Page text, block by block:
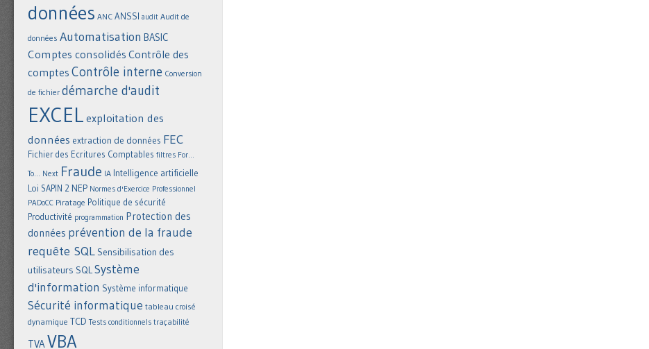
données ANC ANSSI audit Audit de
données Automatisation BASIC
Comptes consolidés Contrôle des
comptes Contrôle interne Conversion
de fichier démarche d'audit
EXCEL exploitation des
données extraction de données FEC
Fichier des Ecritures Comptables filtres For...
To... Next Fraude IA Intelligence artificielle
Loi SAPIN 2 NEP Normes d'Exercice Professionnel
PADoCC Piratage Politique de sécurité
Productivité programmation Protection des
données prévention de la fraude
requête SQL Sensibilisation des
utilisateurs SQLSystème
d'information Système informatique
Sécurité informatique tableau croisé
dynamique TCD Tests conditionnels traçabilité
TVAVBA